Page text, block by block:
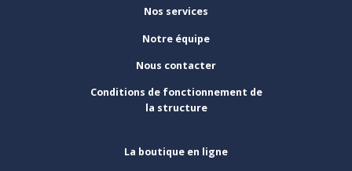
Nos services
Notre équipe
Nous contacter
Conditions de fonctionnement de
la structure
La boutique en ligne